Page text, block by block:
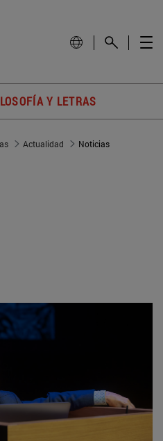
Y LETRAS
Actualidad Noticias